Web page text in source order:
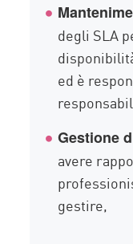
degli SLA
ed è
Gestione
avere
gestire,